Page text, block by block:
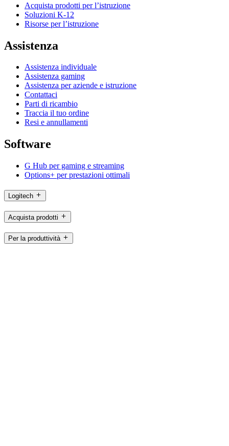
Acquista prodotti per l’istruzione
Soluzioni K-12
Risorse per l’istruzione
Assistenza
Assistenza individuale
Assistenza gaming
Assistenza per aziende e istruzione
Contattaci
Parti di ricambio
Traccia il tuo ordine
Resi e annullamenti
Software
G Hub per gaming e streaming
Options+ per prestazioni ottimali
Logitech
Acquista prodotti
Per la produttività